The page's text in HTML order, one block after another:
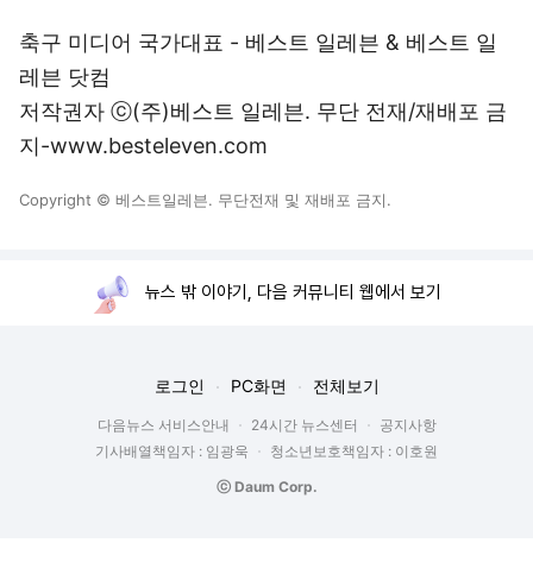
축구 미디어 국가대표 - 베스트 일레븐 & 베스트 일
레븐 닷컴
저작권자 ⓒ(주)베스트 일레븐. 무단 전재/재배포 금
지-www.besteleven.com
Copyright © 베스트일레븐. 무단전재 및 재배포 금지.
뉴스 밖 이야기, 다음 커뮤니티 웹에서 보기
로그인 PC화면 전체보기
다음뉴스 서비스안내 24시간 뉴스센터
공지사항
기사배열책임자 : 임광욱
청소년보호책임자 : 이호원
ⓒ Daum Corp.